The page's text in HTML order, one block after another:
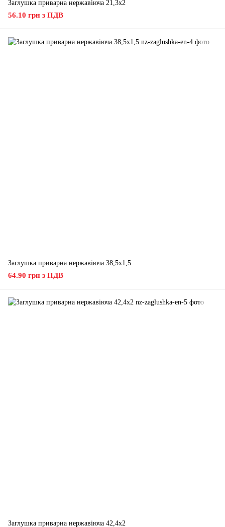
Заглушка приварна нержавіюча 21,3x2
56.10 грн з ПДВ
Заглушка приварна нержавіюча 38,5x1,5
64.90 грн з ПДВ
Заглушка приварна нержавіюча 42,4x2